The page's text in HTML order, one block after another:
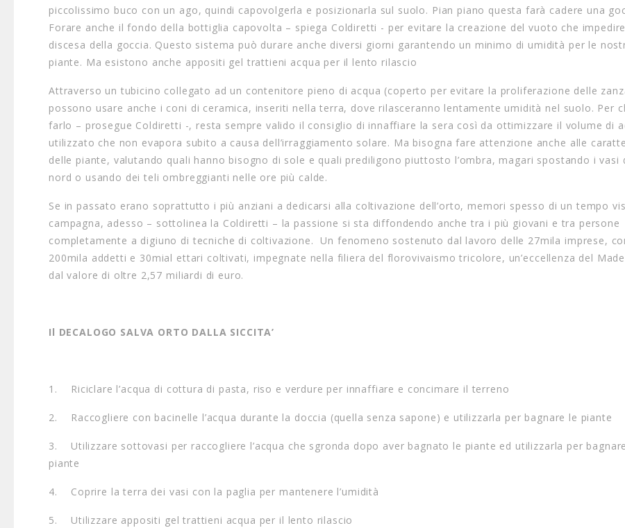
piccolissimo buco con un ago, quindi capovolgerla e posizionarla sul suolo. Pian piano questa farà cadere una
Forare anche il fondo della bottiglia capovolta – spiega Coldiretti - per evitare la creazione del vuoto che
discesa della goccia. Questo sistema può durare anche diversi giorni garantendo un minimo di umidità per le
piante. Ma esistono anche appositi gel trattieni acqua per il lento rilascio
Attraverso un tubicino collegato ad un contenitore pieno di acqua (coperto per evitare la proliferazione delle
possono usare anche i coni di ceramica, inseriti nella terra, dove rilasceranno lentamente umidità nel suolo. Per
farlo – prosegue Coldiretti -, resta sempre valido il consiglio di innaffiare la sera così da ottimizzare il volume di
utilizzato che non evapora subito a causa dell’irraggiamento solare. Ma bisogna fare attenzione anche alle
delle piante, valutando quali hanno bisogno di sole e quali prediligono piuttosto l’ombra, magari spostando i vasi
nord o usando dei teli ombreggianti nelle ore più calde.
Se in passato erano soprattutto i più anziani a dedicarsi alla coltivazione dell’orto, memori spesso di un tempo
campagna, adesso – sottolinea la Coldiretti – la passione si sta diffondendo anche tra i più giovani e tra persone
completamente a digiuno di tecniche di coltivazione. Un fenomeno sostenuto dal lavoro delle 27mila imprese,
200mila addetti e 30mial ettari coltivati, impegnate nella filiera del florovivaismo tricolore, un’eccellenza del
dal valore di oltre 2,57 miliardi di euro.
Il DECALOGO SALVA ORTO DALLA SICCITA’
1. Riciclare l’acqua di cottura di pasta, riso e verdure per innaffiare e concimare il terreno
2. Raccogliere con bacinelle l’acqua durante la doccia (quella senza sapone) e utilizzarla per bagnare le piante
3. Utilizzare sottovasi per raccogliere l’acqua che sgronda dopo aver bagnato le piante ed utilizzarla per
piante
4. Coprire la terra dei vasi con la paglia per mantenere l’umidità
5. Utilizzare appositi gel trattieni acqua per il lento rilascio